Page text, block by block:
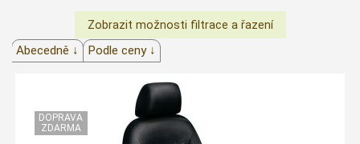
Abecedně ↓ Podle ceny ↓